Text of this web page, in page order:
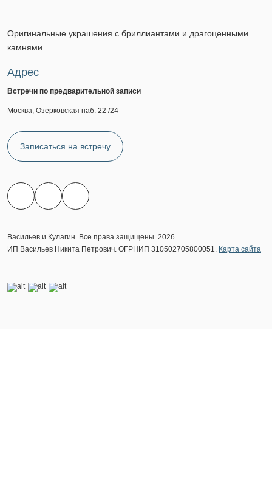
Оригинальные украшения с бриллиантами и драгоценными
камнями
Адрес
Встречи по предварительной записи
Москва, Озерковская наб. 22 /24
Записаться на встречу
Васильев и Кулагин. Все права защищены. 2026
ИП Васильев Никита Петрович. ОГРНИП 310502705800051. Карта сайта